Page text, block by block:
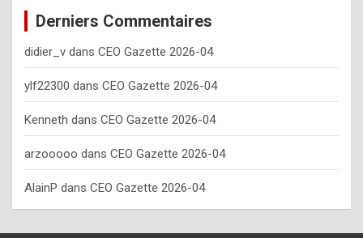
e
y
o
u
s
h
o
Derniers Commentaires
didier_v dans CEO Gazette 2026-04
ylf22300 dans CEO Gazette 2026-04
Kenneth dans CEO Gazette 2026-04
arzooooo dans CEO Gazette 2026-04
AlainP dans CEO Gazette 2026-04